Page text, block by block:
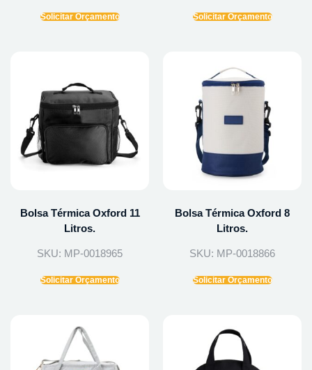
Solicitar Orçamento Solicitar Orçamento
Bolsa Térmica Oxford 11
Litros.
SKU: MP-0018965
Solicitar Orçamento
Bolsa Térmica Oxford 8
Litros.
SKU: MP-0018866
Solicitar Orçamento